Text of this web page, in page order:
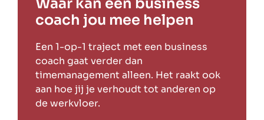
Waar kan een business
coach jou mee helpen
Een 1-op-1 traject met een business
coach gaat verder dan
timemanagement alleen. Het raakt ook
aan hoe jij je verhoudt tot anderen op
de werkvloer.